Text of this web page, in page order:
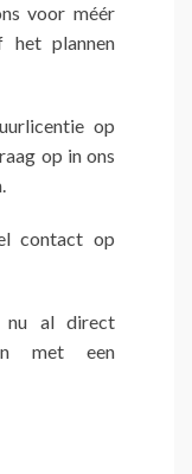
voor méér
het plannen
op
op in ons
contact op
nu al direct
met een